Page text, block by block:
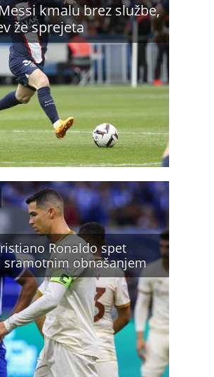
kmalu brez službe,
že sprejeta
Ronaldo spet
sramotnim obnašanjem